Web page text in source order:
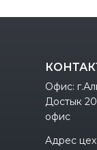
Офис:
Достык
офис
Адрес